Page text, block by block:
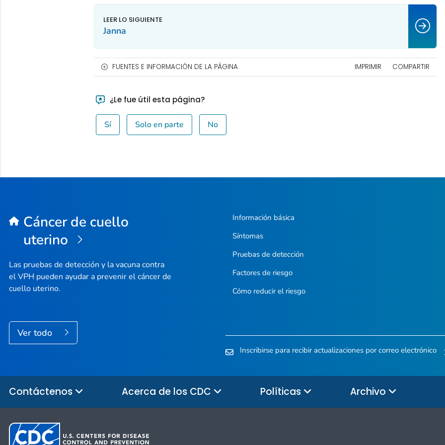
Janna
FUENTES E INFORMACIÓN DE LA PÁGINA IMPRIMIR COMPARTIR
¿Le fue útil esta página?
Sí Solo en parte No
Cáncer de cuello
uterino
Las pruebas de detección y la vacuna contra
el VPH pueden ayudar a prevenir el cáncer de
cuello uterino.
Ver todo
Información básica
Síntomas
Pruebas de detección
Factores de riesgo
Cómo reducir el riesgo
Inscribirse para recibir actualizaciones por correo electrónico
Contáctenos Acerca de los CDC Políticas Archivo